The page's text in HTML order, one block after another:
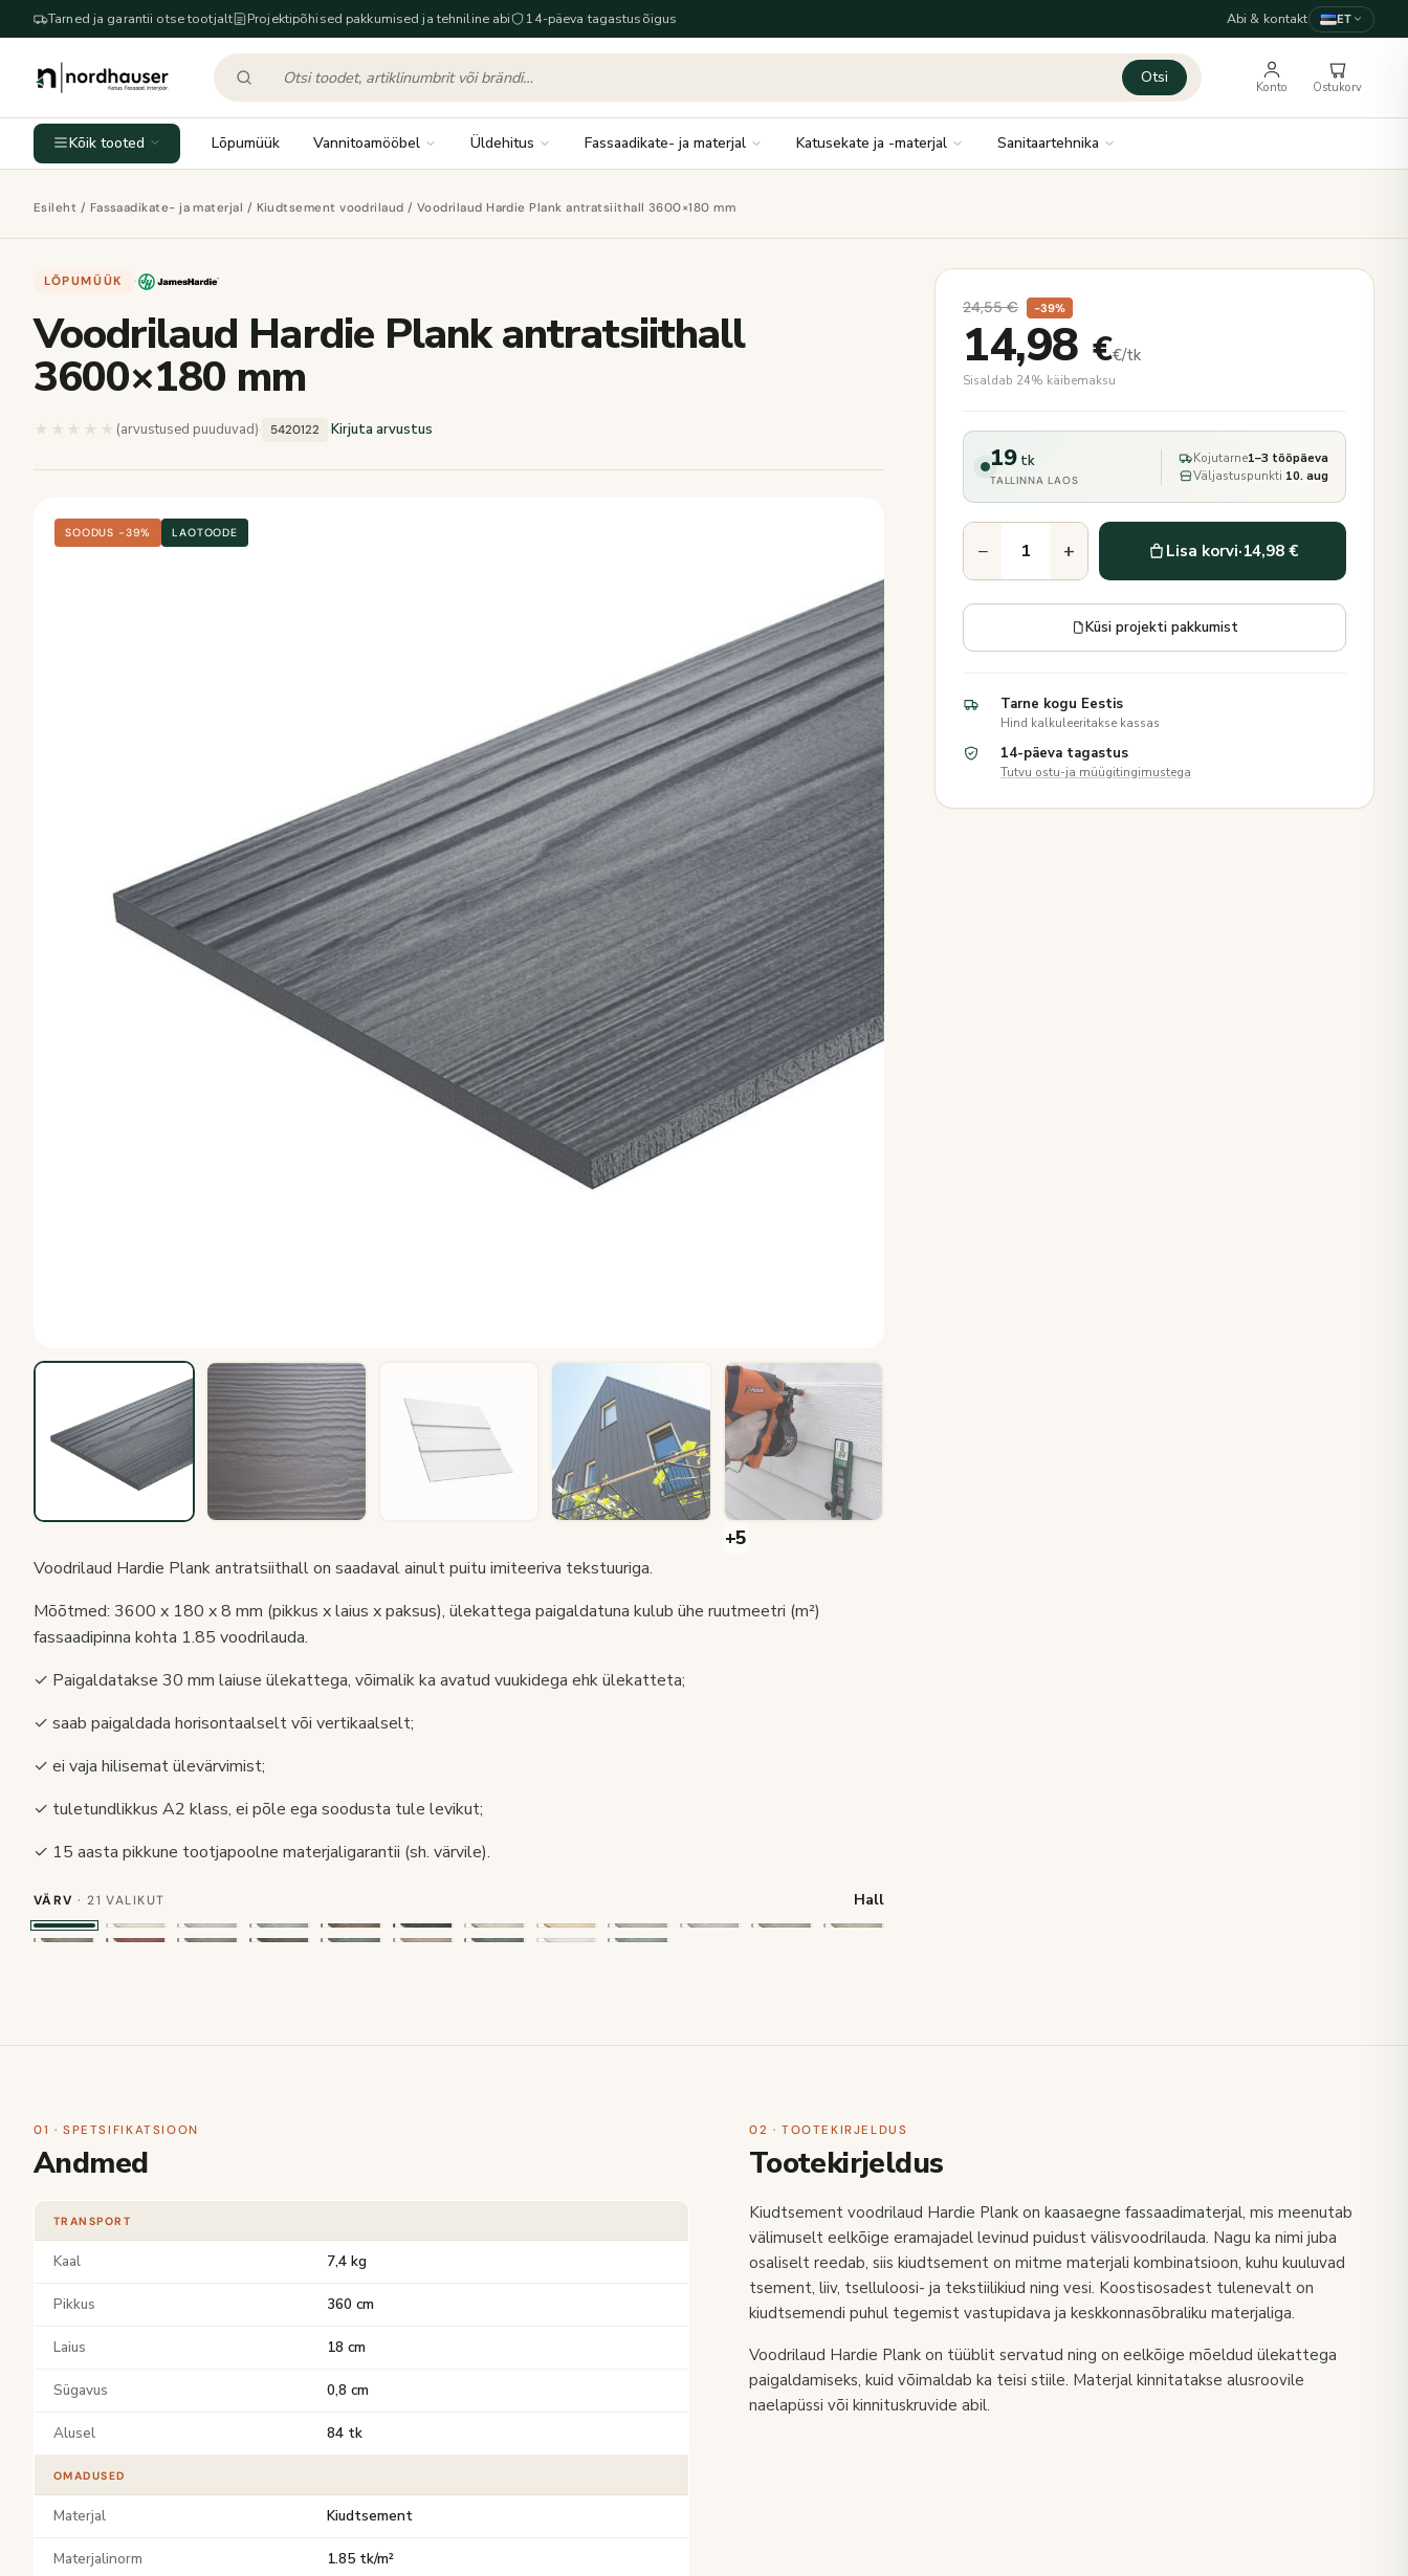
Tarned ja garantii otse tootjalt Projektipõhised pakkumised ja tehniline abi 14-päeva tagastusõigus Abi & kontakt ET
Otsi
Konto Ostukorv
Kõik tooted Lõpumüük Vannitoamööbel Üldehitus Fassaadikate- ja materjal Katusekate ja -materjal Sanitaartehnika
Esileht / Fassaadikate- ja materjal / Kiudtsement voodrilaud / Voodrilaud Hardie Plank antratsiithall 3600×180 mm
LÕPUMÜÜK ·
Voodrilaud Hardie Plank antratsiithall
3600×180 mm
★★★★★ ★★★★★
(arvustused puuduvad)· 5420122 ·Kirjuta arvustus
SOODUS −39% LAOTOODE
Voodrilaud Hardie Plank antratsiithall on saadaval ainult puitu imiteeriva tekstuuriga.
Mõõtmed: 3600 x 180 x 8 mm (pikkus x laius x paksus), ülekattega paigaldatuna kulub ühe ruutmeetri (m²)
fassaadipinna kohta 1.85 voodrilauda.
✓ Paigaldatakse 30 mm laiuse ülekattega, võimalik ka avatud vuukidega ehk ülekatteta;
✓ saab paigaldada horisontaalselt või vertikaalselt;
✓ ei vaja hilisemat ülevärvimist;
✓ tuletundlikkus A2 klass, ei põle ega soodusta tule levikut;
✓ 15 aasta pikkune tootjapoolne materjaligarantii (sh. värvile).
VÄRV · 21 VALIKUT Hall
24,55€ −39%
14,98 €€/tk
Sisaldab 24% käibemaksu
19 tk
TALLINNA LAOS
Kojutarne1–3 tööpäeva
Väljastuspunkti 10. aug
− + Lisa korvi·14,98 €
Küsi projekti pakkumist
Tarne kogu Eestis
Hind kalkuleeritakse kassas
14-päeva tagastus
Tutvu ostu-ja müügitingimustega
01 · SPETSIFIKATSIOON
Andmed
TRANSPORT
Kaal 7,4 kg
Pikkus 360 cm
Laius 18 cm
Sügavus 0,8 cm
Alusel 84 tk
OMADUSED
Materjal Kiudtsement
Materjalinorm 1.85 tk/m²
02 · TOOTEKIRJELDUS
Tootekirjeldus
Kiudtsement voodrilaud Hardie Plank on kaasaegne fassaadimaterjal, mis meenutab
välimuselt eelkõige eramajadel levinud puidust välisvoodrilauda. Nagu ka nimi juba
osaliselt reedab, siis kiudtsement on mitme materjali kombinatsioon, kuhu kuuluvad
tsement, liiv, tselluloosi- ja tekstiilikiud ning vesi. Koostisosadest tulenevalt on
kiudtsemendi puhul tegemist vastupidava ja keskkonnasõbraliku materjaliga.
Voodrilaud Hardie Plank on tüüblit servatud ning on eelkõige mõeldud ülekattega
paigaldamiseks, kuid võimaldab ka teisi stiile. Materjal kinnitatakse alusroovile
naelapüssi või kinnituskruvide abil.